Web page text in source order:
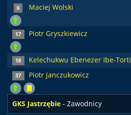
6 Maciej Wolski
17 Piotr Gryszkiewicz
18 Kelechukwu Ebenezer Ibe-Torti
37 Piotr Janczukowicz
GKS Jastrzębie - Zawodnicy